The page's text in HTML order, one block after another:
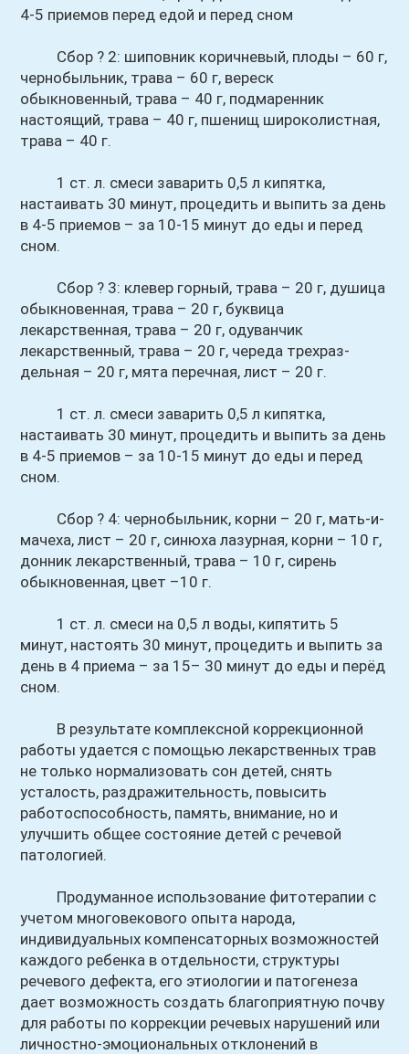
4-5 приемов перед едой и перед сном
Сбор ? 2: шиповник коричневый, плоды – 60 г,
чернобыльник, трава – 60 г, вереск
обыкновенный, трава – 40 г, подмаренник
настоящий, трава – 40 г, пшенищ широколистная,
трава – 40 г.
1 ст. л. смеси заварить 0,5 л кипятка,
настаивать 30 минут, процедить и выпить за день
в 4-5 приемов – за 10-15 минут до еды и перед
сном.
Сбор ? 3: клевер горный, трава – 20 г, душица
обыкновенная, трава – 20 г, буквица
лекарственная, трава – 20 г, одуванчик
лекарственный, трава – 20 г, череда трехраз-
дельная – 20 г, мята перечная, лист – 20 г.
1 ст. л. смеси заварить 0,5 л кипятка,
настаивать 30 минут, процедить и выпить за день
в 4-5 приемов – за 10-15 минут до еды и перед
сном.
Сбор ? 4: чернобыльник, корни – 20 г, мать-и-
мачеха, лист – 20 г, синюха лазурная, корни – 10 г,
донник лекарственный, трава – 10 г, сирень
обыкновенная, цвет –10 г.
1 ст. л. смеси на 0,5 л воды, кипятить 5
минут, настоять 30 минут, процедить и выпить за
день в 4 приема – за 15– 30 минут до еды и перёд
сном.
В результате комплексной коррекционной
работы удается с помощью лекарственных трав
не только нормализовать сон детей, снять
усталость, раздражительность, повысить
работоспособность, память, внимание, но и
улучшить общее состояние детей с речевой
патологией.
Продуманное использование фитотерапии с
учетом многовекового опыта народа,
индивидуальных компенсаторных возможностей
каждого ребенка в отдельности, структуры
речевого дефекта, его этиологии и патогенеза
дает возможность создать благоприятную почву
для работы по коррекции речевых нарушений или
личностно-эмоциональных отклонений в